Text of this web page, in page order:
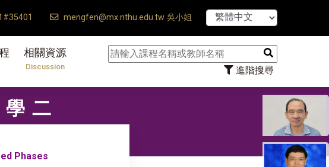
mengfen@mx.nthu.edu.tw 吳小姐
相關資源
Discussion 進階搜尋
【7/31】
二
Phases